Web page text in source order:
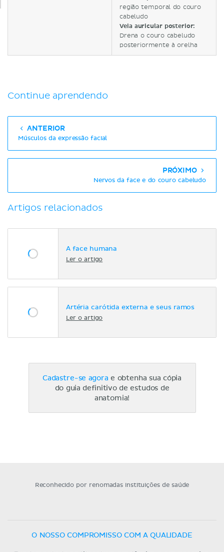
região temporal do couro
cabeludo
Veia auricular posterior:
Drena o couro cabeludo
posteriormente à orelha
Continue aprendendo
ANTERIOR
Músculos da expressão facial
PRÓXIMO
Nervos da face e do couro cabeludo
Artigos relacionados
A face humana
Ler o artigo
Artéria carótida externa e seus ramos
Ler o artigo
Cadastre-se agora e obtenha sua cópia
do guia definitivo de estudos de
anatomia!
Reconhecido por renomadas instituições de saúde
O NOSSO COMPROMISSO COM A QUALIDADE